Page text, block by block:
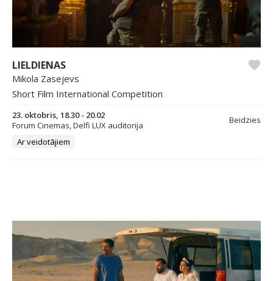
LIELDIENAS
Mikola Zasejevs
Short Film International Competition
23. oktobris, 18.30 - 20.02
Forum Cinemas, Delfi LUX auditorija
Beidzies
Ar veidotājiem